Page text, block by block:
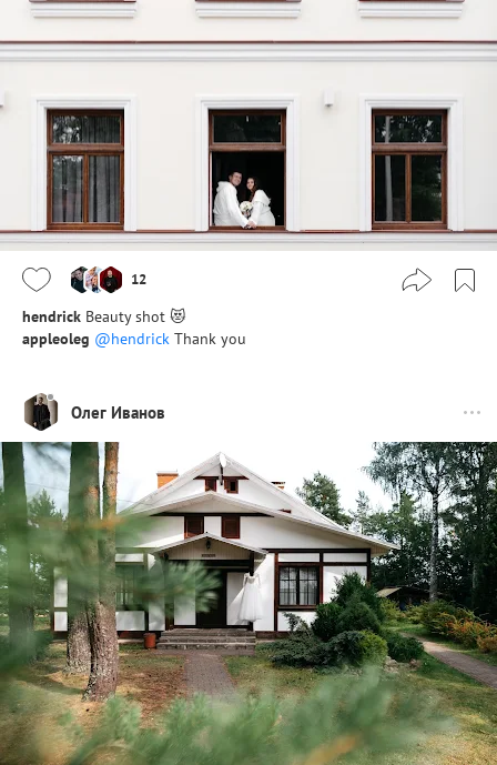
12
hendrick Beauty shot 😻
appleoleg @hendrick Thank you
Олег Иванов